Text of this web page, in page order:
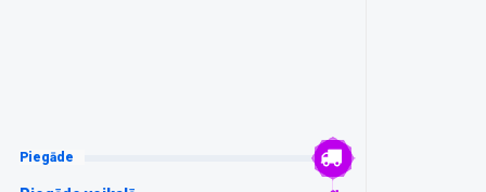
Piegāde